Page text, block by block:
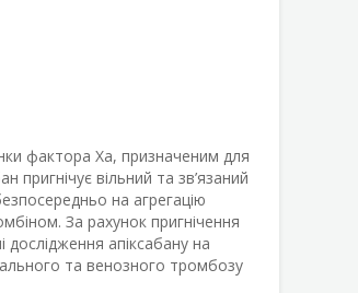
фактора Ха, призначеним для
пригнічує вільний та зв’язаний
на агрегацію
За рахунок пригнічення
апіксабану на
та венозного тромбозу